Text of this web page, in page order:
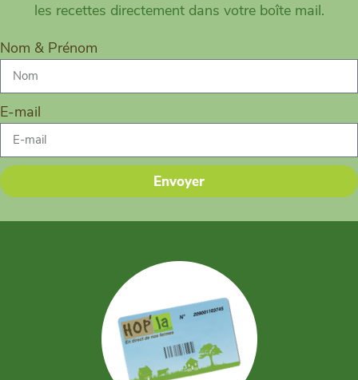
les recettes directement dans votre boîte mail.
Nom & Prénom
E-mail
Envoyer